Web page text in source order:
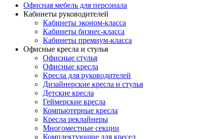
Офисная мебель для персонала
Кабинеты руководителей
Кабинеты эконом-класса
Кабинеты бизнес-класса
Кабинеты премиум-класса
Офисные кресла и стулья
Офисные стулья
Офисные кресла
Кресла для руководителей
Дизайнерские кресла и стулья
Детские кресла
Геймерские кресла
Компьютерные кресла
Кресла реклайнеры
Многоместные секции
Комплектующие для кресел